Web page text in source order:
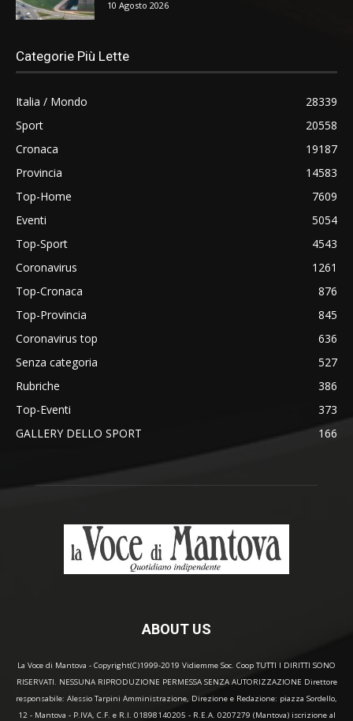
10 Agosto 2026
Categorie Più Lette
Italia / Mondo
28339
Sport
20558
Cronaca
19187
Provincia
14583
Top-Home
7609
Eventi
5054
Top-Sport
4543
Coronavirus
1261
Top-Cronaca
876
Top-Provincia
845
Coronavirus top
636
Senza categoria
527
Rubriche
386
Top-Eventi
373
GALLERY DELLO SPORT
166
ABOUT US
La Voce di Mantova - Copyright(C)1999-2019 Vidiemme Soc. Coop TUTTI I DIRITTI SONO
RISERVATI. NESSUNA RIPRODUZIONE PERMESSA SENZA AUTORIZZAZIONE Direttore
responsabile: Alessio Tarpini Amministrazione, Direzione e Redazione: piazza Sordello,
12 - Mantova - P.IVA, C.F. e R.I. 01898140205 - R.E.A. 0207279 (Mantova) iscrizione al